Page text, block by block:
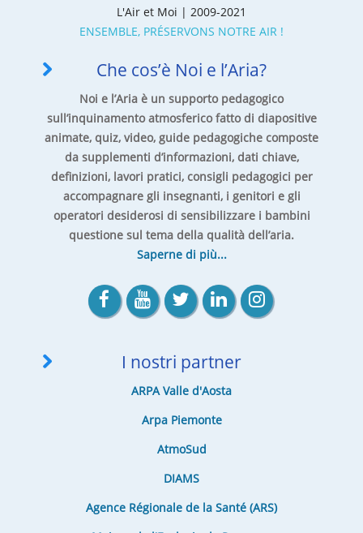
L'Air et Moi | 2009-2021
ENSEMBLE, PRÉSERVONS NOTRE AIR !
Che cos’è Noi e l’Aria?
Noi e l’Aria è un supporto pedagogico
sull’inquinamento atmosferico fatto di diapositive
animate, quiz, video, guide pedagogiche composte
da supplementi d’informazioni, dati chiave,
definizioni, lavori pratici, consigli pedagogici per
accompagnare gli insegnanti, i genitori e gli
operatori desiderosi di sensibilizzare i bambini
questione sul tema della qualità dell’aria.
Saperne di più...
I nostri partner
ARPA Valle d'Aosta
Arpa Piemonte
AtmoSud
DIAMS
Agence Régionale de la Santé (ARS)